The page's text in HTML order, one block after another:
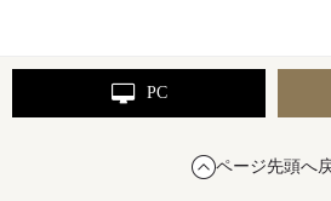
PC
ページ先頭へ